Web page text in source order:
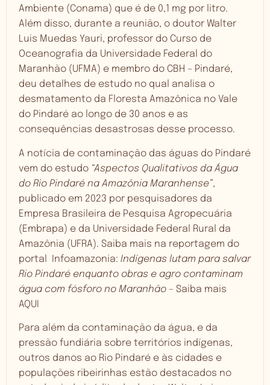
Ambiente (Conama) que é de 0,1 mg por litro.
Além disso, durante a reunião, o doutor Walter
Luis Muedas Yauri, professor do Curso de
Oceanografia da Universidade Federal do
Maranhão (UFMA) e membro do CBH – Pindaré,
deu detalhes de estudo no qual analisa o
desmatamento da Floresta Amazônica no Vale
do Pindaré ao longo de 30 anos e as
consequências desastrosas desse processo.
A notícia de contaminação das águas do Pindaré
vem do estudo “Aspectos Qualitativos da Água
do Rio Pindaré na Amazônia Maranhense”,
publicado em 2023 por pesquisadores da
Empresa Brasileira de Pesquisa Agropecuária
(Embrapa) e da Universidade Federal Rural da
Amazônia (UFRA). Saiba mais na reportagem do
portal Infoamazonia: Indígenas lutam para salvar
Rio Pindaré enquanto obras e agro contaminam
água com fósforo no Maranhão – Saiba mais
AQUI
Para além da contaminação da água, e da
pressão fundiária sobre territórios indígenas,
outros danos ao Rio Pindaré e às cidades e
populações ribeirinhas estão destacados no